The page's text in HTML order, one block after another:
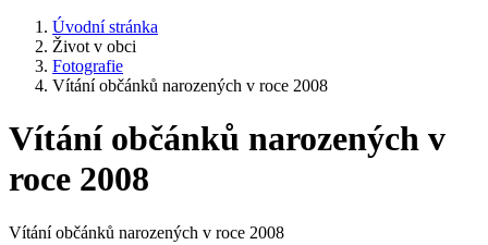
Úvodní stránka
Život v obci
Fotografie
Vítání občánků narozených v roce 2008
Vítání občánků narozených v
roce 2008
Vítání občánků narozených v roce 2008